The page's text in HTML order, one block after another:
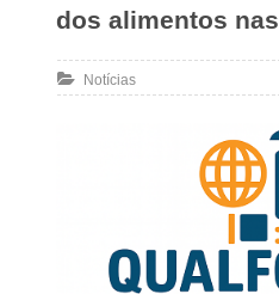
dos alimentos
Notícias